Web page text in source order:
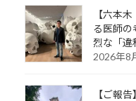
【六本
る医師の
烈な「違
2026年8
【ご報